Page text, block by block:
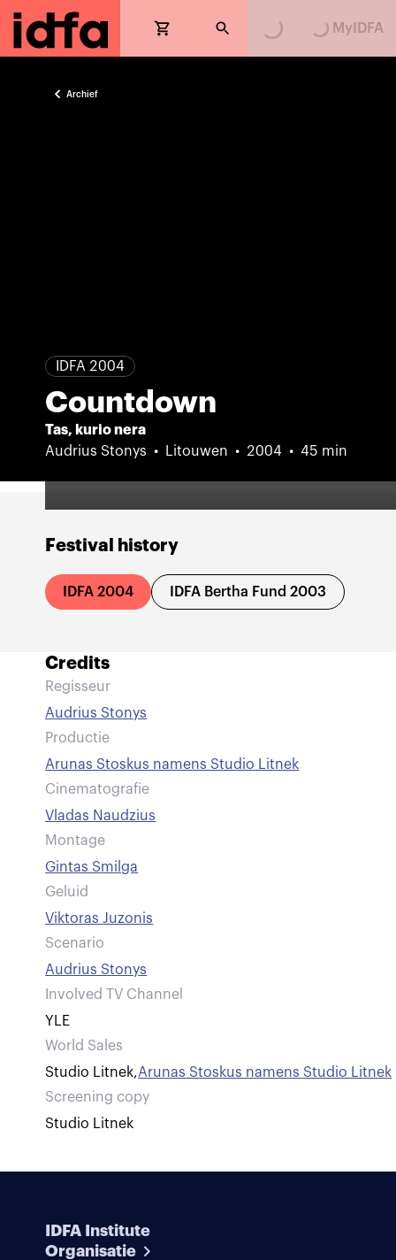
MyIDFA
Archief
IDFA 2004
Countdown
Tas, kurio nera
Audrius Stonys
Litouwen 2004 45 min
Festival history
IDFA 2004 IDFA Bertha Fund 2003
Credits
Regisseur
Audrius Stonys
Productie
Arunas Stoskus namens Studio Litnek
Cinematografie
Vladas Naudzius
Montage
Gintas Smilga
Geluid
Viktoras Juzonis
Scenario
Audrius Stonys
Involved TV Channel
YLE
World Sales
Studio Litnek,Arunas Stoskus namens Studio Litnek
Screening copy
Studio Litnek
IDFA Institute
Organisatie